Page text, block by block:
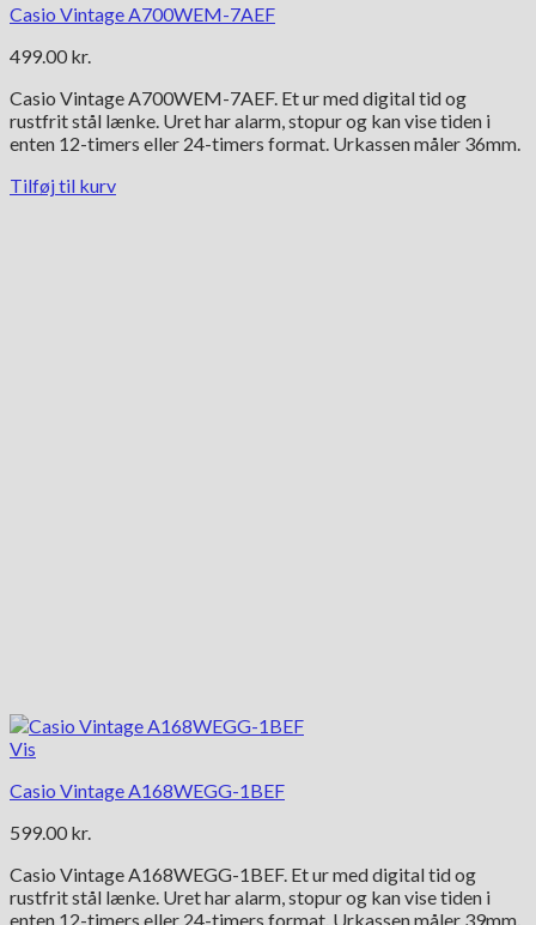
Casio Vintage A700WEM-7AEF
499.00 kr.
Casio Vintage A700WEM-7AEF. Et ur med digital tid og
rustfrit stål lænke. Uret har alarm, stopur og kan vise tiden i
enten 12-timers eller 24-timers format. Urkassen måler 36mm.
Tilføj til kurv
Vis
Casio Vintage A168WEGG-1BEF
599.00 kr.
Casio Vintage A168WEGG-1BEF. Et ur med digital tid og
rustfrit stål lænke. Uret har alarm, stopur og kan vise tiden i
enten 12-timers eller 24-timers format. Urkassen måler 39mm.